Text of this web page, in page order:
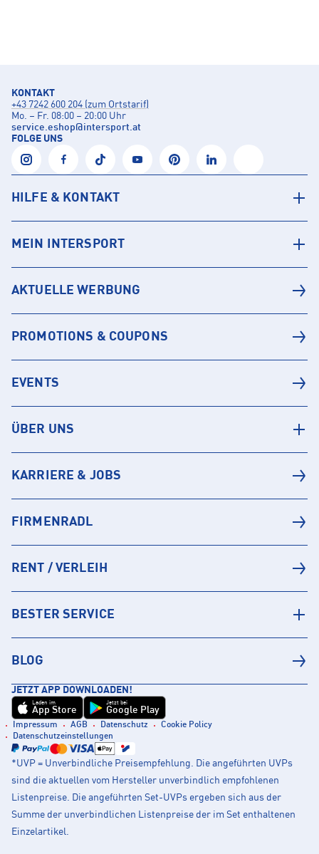
KONTAKT
+43 7242 600 204 (zum Ortstarif)
Mo. – Fr. 08:00 – 20:00 Uhr
service.eshop@intersport.at
FOLGE UNS
HILFE & KONTAKT
MEIN INTERSPORT
AKTUELLE WERBUNG
PROMOTIONS & COUPONS
EVENTS
ÜBER UNS
KARRIERE & JOBS
FIRMENRADL
RENT / VERLEIH
BESTER SERVICE
BLOG
JETZT APP DOWNLOADEN!
Laden im
App Store
Jetzt bei
Google Play
Impressum AGB Datenschutz
Cookie Policy
Datenschutzeinstellungen
*UVP = Unverbindliche Preisempfehlung. Die angeführten UVPs
sind die aktuellen vom Hersteller unverbindlich empfohlenen
Listenpreise. Die angeführten Set-UVPs ergeben sich aus der
Summe der unverbindlichen Listenpreise der im Set enthaltenen
Einzelartikel.